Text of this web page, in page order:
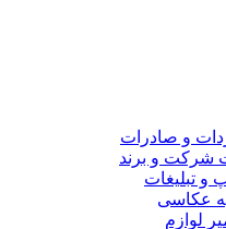
و صادرات
شرکت و برند
و تبلیغات
عکاسی
لوازم